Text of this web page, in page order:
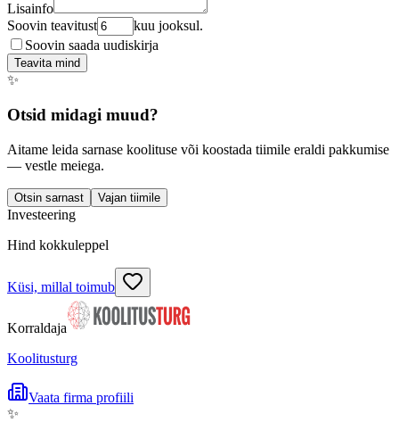
Lisainfo
Soovin teavitust
kuu jooksul.
Soovin saada uudiskirja
Teavita mind
✨
Otsid midagi muud?
Aitame leida sarnase koolituse või koostada tiimile eraldi pakkumise
— vestle meiega.
Otsin sarnast Vajan tiimile
Investeering
Hind kokkuleppel
Küsi, millal toimub
Korraldaja
Koolitusturg
Vaata firma profiili
✨